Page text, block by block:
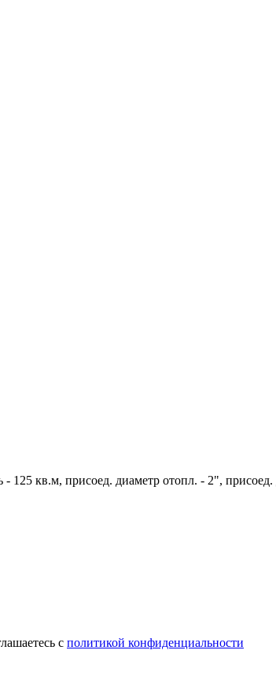
125 кв.м, присоед. диаметр отопл. - 2",
c политикой конфиденциальности